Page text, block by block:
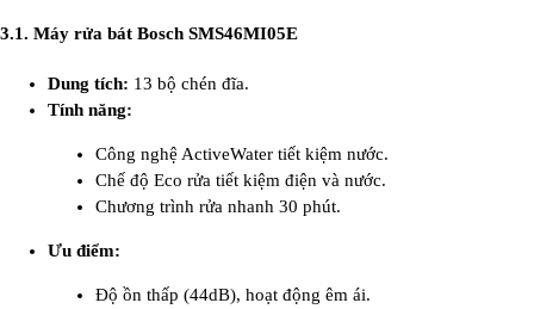
3.1. Máy rửa bát Bosch SMS46MI05E
Dung tích: 13 bộ chén đĩa.
Tính năng:
Công nghệ ActiveWater tiết kiệm nước.
Chế độ Eco rửa tiết kiệm điện và nước.
Chương trình rửa nhanh 30 phút.
Ưu điểm:
Độ ồn thấp (44dB), hoạt động êm ái.